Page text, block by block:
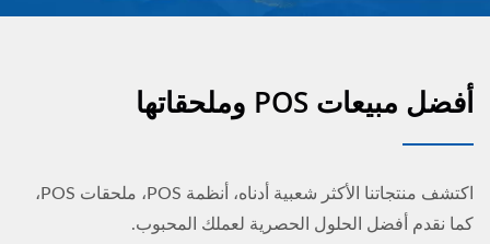
أفضل مبيعات POS وملحقاتها
اكتشف منتجاتنا الأكثر شعبية أدناه، أنظمة POS، ملحقات POS،
كما نقدم أفضل الحلول الحصرية لعملك المحبوب.